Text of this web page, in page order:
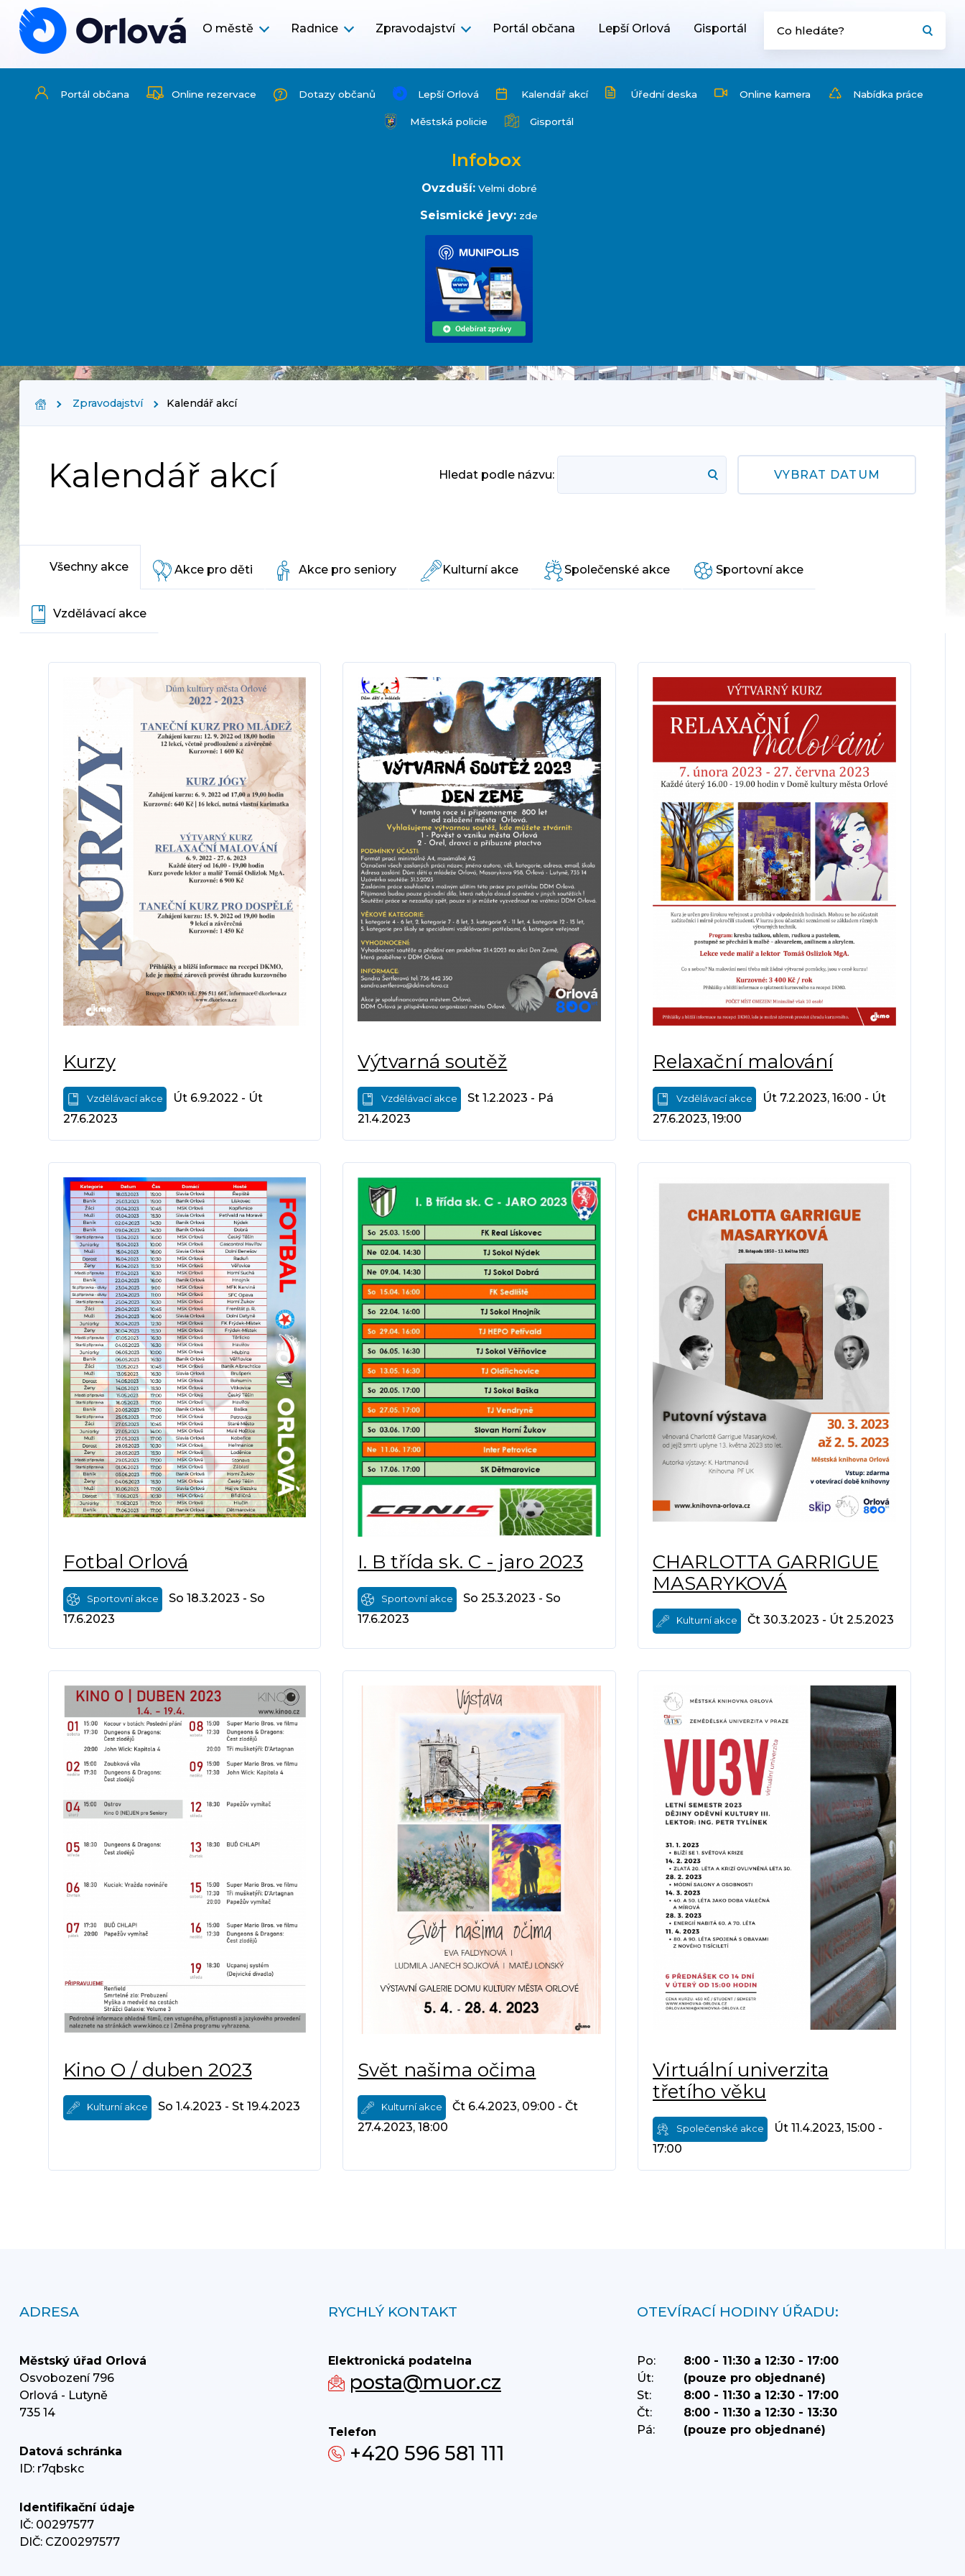
O městě Radnice Zpravodajství Portál občana Lepší Orlová Gisportál
Portál občana Online rezervace Dotazy občanů Lepší Orlová Kalendář akcí Úřední deska Online kamera Nabídka práce
Městská policie Gisportál
Infobox
Ovzduší: Velmi dobré
Seismické jevy: zde
Zpravodajství Kalendář akcí
Hledat podle názvu: VYBRAT DATUM
Kalendář akcí
Všechny akce Akce pro děti Akce pro seniory Kulturní akce Společenské akce Sportovní akce
Vzdělávací akce
Kurzy
Vzdělávací akce
Út 6.9.2022 - Út
27.6.2023
Výtvarná soutěž
Vzdělávací akce
St 1.2.2023 - Pá
21.4.2023
Relaxační malování
Vzdělávací akce
Út 7.2.2023, 16:00 - Út
27.6.2023, 19:00
Fotbal Orlová
Sportovní akce
So 18.3.2023 - So
17.6.2023
I. B třída sk. C - jaro 2023
Sportovní akce
So 25.3.2023 - So
17.6.2023
CHARLOTTA GARRIGUE
MASARYKOVÁ
Kulturní akce Čt 30.3.2023 - Út 2.5.2023
Kino O / duben 2023
Kulturní akce So 1.4.2023 - St 19.4.2023
Svět našima očima
Kulturní akce
Čt 6.4.2023, 09:00 - Čt
27.4.2023, 18:00
Virtuální univerzita
třetího věku
Společenské akce
Út 11.4.2023, 15:00 -
17:00
ADRESA
Městský úřad Orlová
Osvobození 796
Orlová - Lutyně
735 14
Datová schránka
ID: r7qbskc
Identifikační údaje
IČ: 00297577
DIČ: CZ00297577
RYCHLÝ KONTAKT
Elektronická podatelna
posta@muor.cz
Telefon
+420 596 581 111
OTEVÍRACÍ HODINY ÚŘADU:
Po:
8:00 - 11:30 a 12:30 - 17:00
Út:
(pouze pro objednané)
St:
8:00 - 11:30 a 12:30 - 17:00
Čt:
8:00 - 11:30 a 12:30 - 13:30
Pá:
(pouze pro objednané)